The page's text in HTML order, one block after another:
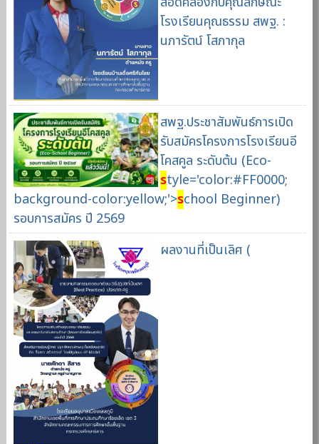
โรงเรียนคุณธรรม สพฐ. :
นภารัตน์ โสภากุล
สพฐ.ประชาสัมพันธ์การเปิด
รับสมัครโครงการโรงเรียนอี
โคสคูล ระดับต้น (Eco-
style='color:#FF0000;
background-color:yellow;'>school Beginner)
รอบการสมัคร ปี 2569
ผลงานที่เป็นเลิศ (